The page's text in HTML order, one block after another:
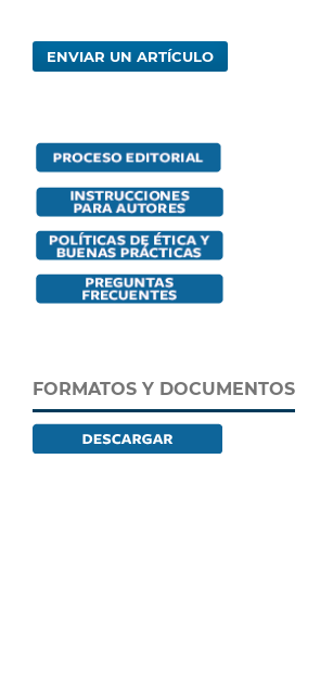
ENVIAR UN ARTÍCULO
FORMATOS Y DOCUMENTOS